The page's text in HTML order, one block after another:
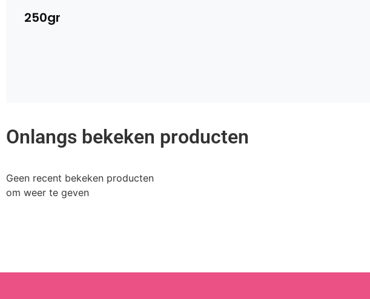
250gr
Onlangs bekeken producten
Geen recent bekeken producten
om weer te geven